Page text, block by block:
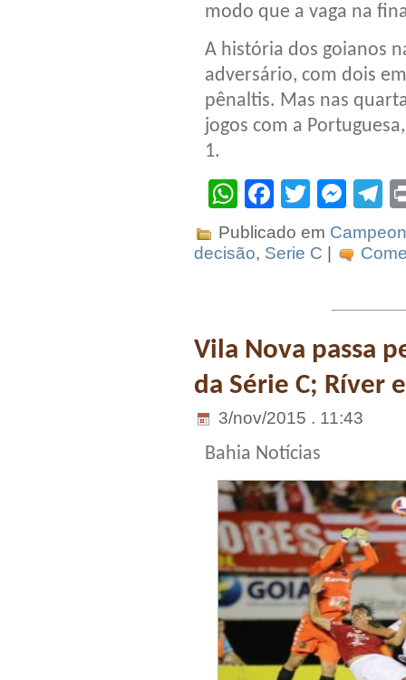
modo que a vaga na
A história dos goianos
adversário, com dois
pênaltis. Mas nas
jogos com a
1.
WhatsApp
Facebook
Twitter
Publicado em
decisão, Serie C |
Vila Nova passa
da Série C; Ríver
3/nov/2015 . 11:43
Bahia Notícias